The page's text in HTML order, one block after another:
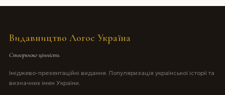
Видавництво Логос Україна
Створюємо цінність
Іміджево-презентаційні видання. Популяризація української історії та
визначних імен України.